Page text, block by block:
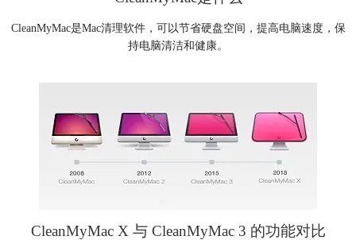
CleanMyMac是Mac清理软件，可以节省硬盘空间，提高电脑速度，保
持电脑清洁和健康。
CleanMyMac X 与 CleanMyMac 3 的功能对比